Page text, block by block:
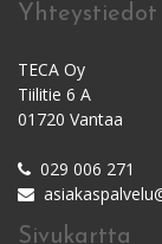
Yhteystiedot
TECA Oy
Tiilitie 6 A
01720 Vantaa
029 006 271
Sivukartta